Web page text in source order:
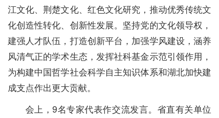
江文化、荆楚文化、红色文化研究，推动优秀传统文
化创造性转化、创新性发展。坚持党的文化领导权，
建强人才队伍，打造创新平台，加强学风建设，涵养
风清气正的学术生态，发挥社科基金示范引领作用，
为构建中国哲学社会科学自主知识体系和湖北加快建
成支点作出更大贡献。
会上，9名专家代表作交流发言。省直有关单位